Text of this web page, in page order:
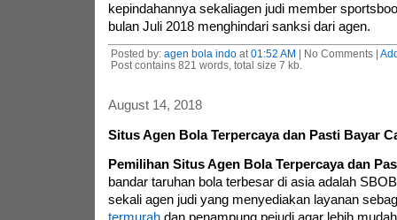
kepindahannya sekaliagen judi member
bulan Juli 2018 menghindari sanksi dari agen.
Posted by: agen bola indoat 01:52 AM | No Comments |
Post contains 821 words, total size 7 kb.
August 14, 2018
Situs Agen Bola Terpercaya dan Pasti Bayar
Pemilihan Situs Agen Bola Terpercaya dan
bandar taruhan bola terbesar di asia adalah
sekali agen judi yang menyediakan layanan
termurahdan penampung pejudi agar lebih